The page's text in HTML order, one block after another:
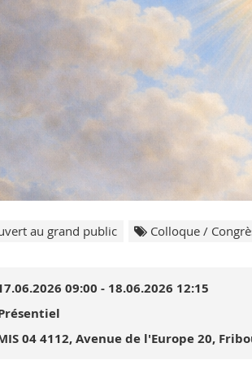
au grand public Colloque /
09:00 - 18.06.2026 12:15
04 4112, Avenue de l'Europe 20,